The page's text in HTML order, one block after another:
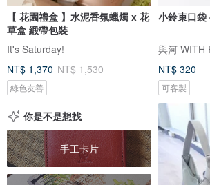
【 花園禮盒 】水泥香氛蠟燭 x 花
草盒 緞帶包裝
It's Saturday!
NT$ 1,370 NT$ 1,530
綠色友善
小鈴束口
與河 WITH
NT$ 320
可客製
你是不是想找
手工卡片